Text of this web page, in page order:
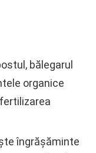
bălegarul
organice
îngrășăminte